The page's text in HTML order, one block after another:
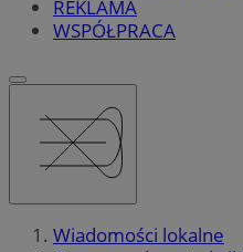
REKLAMA
WSPÓŁPRACA
Wiadomości lokalne